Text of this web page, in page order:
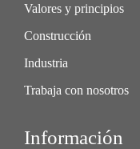
Valores y principios
Construcción
Industria
Trabaja con nosotros
Información